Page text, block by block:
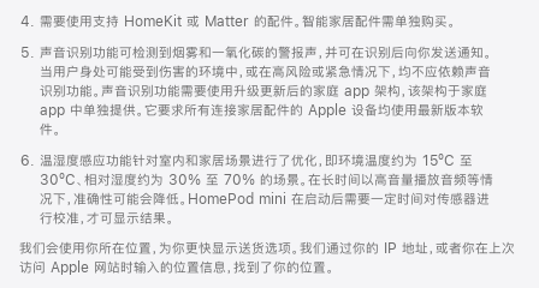
需要使用支持 HomeKit 或 Matter 的配件。智能家居配件需单独购买。
声音识别功能可检测到烟雾和一氧化碳的警报声，并可在识别后向你发送通知。
当用户身处可能受到伤害的环境中，或在高风险或紧急情况下，均不应依赖声音
识别功能。声音识别功能需要使用升级更新后的家庭 app 架构，该架构于家庭
app 中单独提供。它要求所有连接家居配件的 Apple 设备均使用最新版本软
件。
温湿度感应功能针对室内和家居场景进行了优化，即环境温度约为 15ºC 至
30ºC、相对湿度约为 30% 至 70% 的场景。在长时间以高音量播放音频等情
况下，准确性可能会降低。HomePod mini 在启动后需要一定时间对传感器进
行校准，才可显示结果。
我们会使用你所在位置，为你更快显示送货选项。我们通过你的 IP 地址，或者你在上次
访问 Apple 网站时输入的位置信息，找到了你的位置。